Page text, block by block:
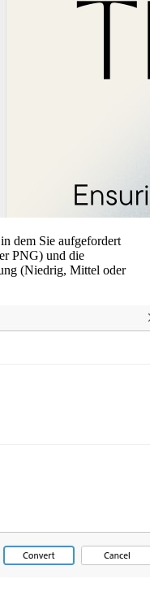
dem Sie aufgefordert
PNG) und die
(Niedrig, Mittel oder